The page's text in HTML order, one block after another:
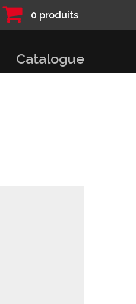
0 produits
Catalogue